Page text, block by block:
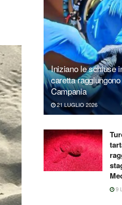
Iniziano le schiuse
caretta
Campania
21 LUGLIO 2026
9